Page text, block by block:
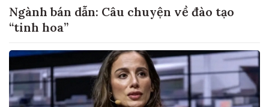
Ngành bán dẫn: Câu chuyện về đào tạo
“tinh hoa”